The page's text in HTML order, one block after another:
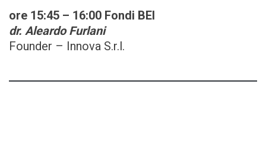
ore 15:45 – 16:00 Fondi BEI
dr. Aleardo Furlani
Founder – Innova S.r.l.